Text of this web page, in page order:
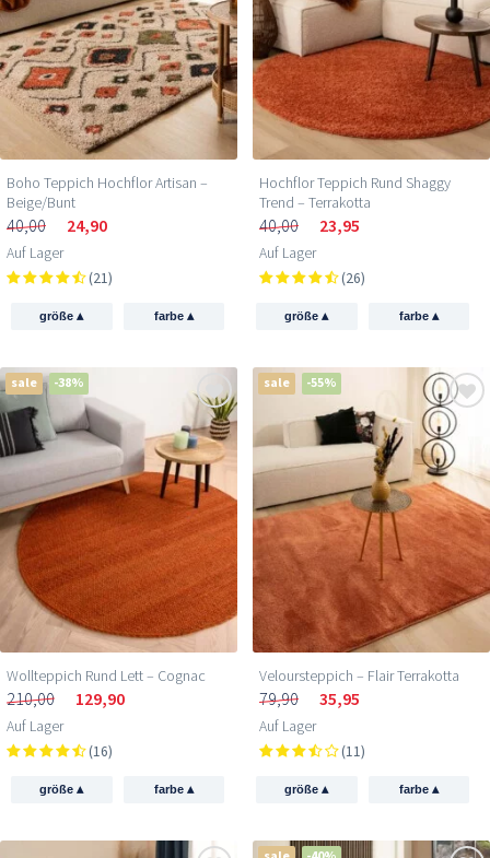
Boho Teppich Hochflor Artisan –
Beige/Bunt
40,00 24,90
Auf Lager
(21)
größe▴ farbe ▴
Hochflor Teppich Rund Shaggy
Trend – Terrakotta
40,00 23,95
Auf Lager
(26)
größe▴ farbe ▴
sale -38%
Wollteppich Rund Lett – Cognac
210,00 129,90
Auf Lager
(16)
größe▴ farbe ▴
sale -55%
Veloursteppich – Flair Terrakotta
79,90 35,95
Auf Lager
(11)
größe▴ farbe ▴